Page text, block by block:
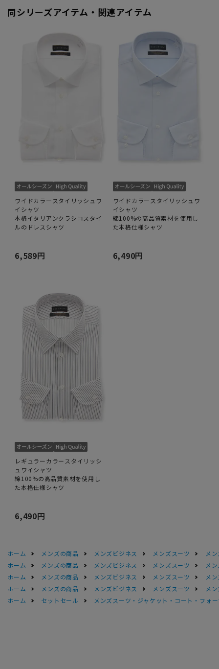
同シリーズアイテム・関連アイテム
ワイドカラースタイリッシュワ
イシャツ
本格イタリアンクラシコスタイ
ルのドレスシャツ
6,589円
ワイドカラースタイリッシュワ
イシャツ
綿100%の高品質素材を使用し
た本格仕様シャツ
6,490円
レギュラーカラースタイリッシ
ュワイシャツ
綿100%の高品質素材を使用し
た本格仕様シャツ
6,490円
ホーム メンズの商品 メンズビジネス メンズスーツ
メ
ホーム
メンズの商品 メンズビジネス メンズスーツ
メ
ホーム
メンズの商品 メンズビジネス メンズスーツ
メ
ホーム
メンズの商品 メンズビジネス メンズスーツ
メ
ホーム
セットセール メンズスーツ・ジャケット・コート・フォ